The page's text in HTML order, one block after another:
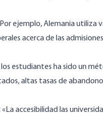
ejemplo, Alemania utiliza
acerca de las
los estudiantes ha sido un
altas tasas de
accesibilidad las